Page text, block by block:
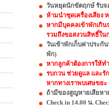
วันหยุดนักขัตฤกษ์ รับจ
ห้ามนำชุดเครื่องเสียง
หากมีบุคคลเข้าพักเกิน
รวมถึงขอสงวนสิทธิ์ใน
วันเข้าพักเก็บค่าประกั
พัก)
หากลูกค้าต้องการให้ท
รบกวน ช่วยดูแล และรั
หากทางเราพบเศษขย
ถ้ามีของสูญหายเสียหา
Check in 14.00 น.